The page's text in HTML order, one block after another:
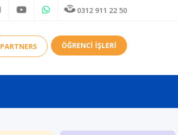
0312 911 22 50
PARTNERS ÖĞRENCİ İŞLERİ